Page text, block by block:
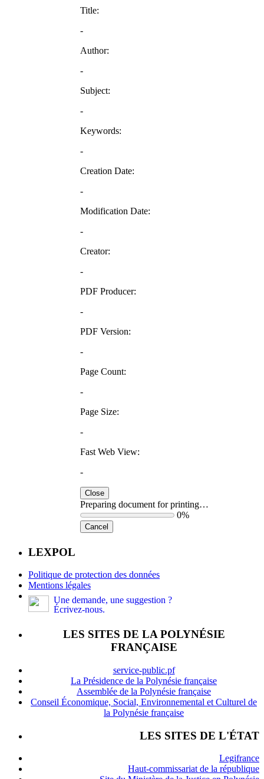
Title:
-
Author:
-
Subject:
-
Keywords:
-
Creation Date:
-
Modification Date:
-
Creator:
-
PDF Producer:
-
PDF Version:
-
Page Count:
-
Page Size:
-
Fast Web View:
-
Close
Preparing document for printing…
0%
Cancel
LEXPOL
Politique de protection des données
Mentions légales
Une demande, une suggestion ?
Écrivez-nous.
LES SITES DE LA POLYNÉSIE
FRANÇAISE
service-public.pf
La Présidence de la Polynésie française
Assemblée de la Polynésie française
Conseil Économique, Social, Environnemental et Culturel de
la Polynésie française
LES SITES DE L'ÉTAT
Legifrance
Haut-commissariat de la république